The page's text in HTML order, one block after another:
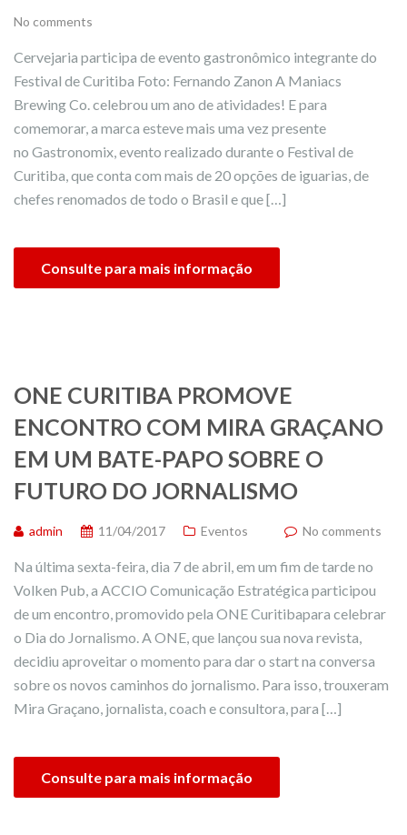
No comments
Cervejaria participa de evento gastronômico integrante do
Festival de Curitiba Foto: Fernando Zanon A Maniacs
Brewing Co. celebrou um ano de atividades! E para
comemorar, a marca esteve mais uma vez presente
no Gastronomix, evento realizado durante o Festival de
Curitiba, que conta com mais de 20 opções de iguarias, de
chefes renomados de todo o Brasil e que […]
Consulte para mais informação
ONE CURITIBA PROMOVE
ENCONTRO COM MIRA GRAÇANO
EM UM BATE-PAPO SOBRE O
FUTURO DO JORNALISMO
admin 11/04/2017 Eventos No comments
Na última sexta-feira, dia 7 de abril, em um fim de tarde no
Volken Pub, a ACCIO Comunicação Estratégica participou
de um encontro, promovido pela ONE Curitibapara celebrar
o Dia do Jornalismo. A ONE, que lançou sua nova revista,
decidiu aproveitar o momento para dar o start na conversa
sobre os novos caminhos do jornalismo. Para isso, trouxeram
Mira Graçano, jornalista, coach e consultora, para […]
Consulte para mais informação